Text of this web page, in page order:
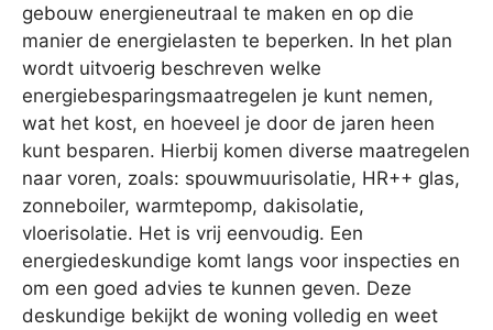
gebouw energieneutraal te maken en op die
manier de energielasten te beperken. In het plan
wordt uitvoerig beschreven welke
energiebesparingsmaatregelen je kunt nemen,
wat het kost, en hoeveel je door de jaren heen
kunt besparen. Hierbij komen diverse maatregelen
naar voren, zoals: spouwmuurisolatie, HR++ glas,
zonneboiler, warmtepomp, dakisolatie,
vloerisolatie. Het is vrij eenvoudig. Een
energiedeskundige komt langs voor inspecties en
om een goed advies te kunnen geven. Deze
deskundige bekijkt de woning volledig en weet